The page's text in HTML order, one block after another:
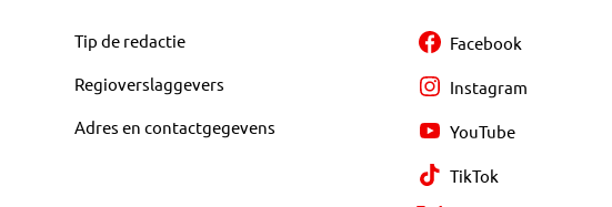
Tip de redactie
Regioverslaggevers
Adres en contactgegevens
Facebook
Instagram
YouTube
TikTok